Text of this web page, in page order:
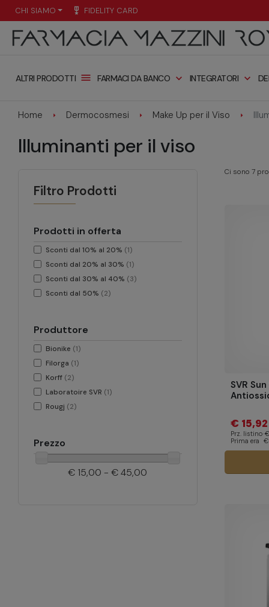
CHI SIAMO military_tech FIDELITY CARD
ALTRI PRODOTTI menu FARMACI DA BANCO expand_more INTEGRATORI expand_more
Home Dermocosmesi Make Up per il Viso
Illuminanti per il viso
Filtro Prodotti
Prodotti in offerta
Sconti dal 10% al 20% (1)
Sconti dal 20% al 30% (1)
Sconti dal 30% al 40% (3)
Sconti dal 50% (2)
Produttore
Bionike (1)
Filorga (1)
Korff (2)
Laboratoire SVR (1)
Rougj (2)
Prezzo
€ 15,00 - € 45,00
Ci sono 7
SVR
€ 15,92
Prz. listino
Prima era €